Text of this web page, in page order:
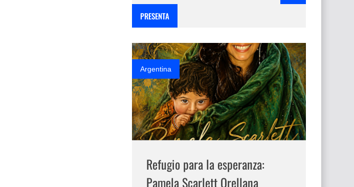
PRESENTA
Argentina
Refugio para la esperanza:
Pamela Scarlett Orellana